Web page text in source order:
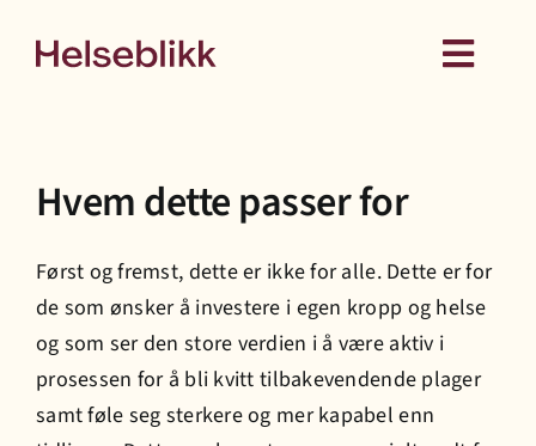
Kurs
Medlemskap
Hud
Hvem dette passer for
Først og fremst, dette er ikke for alle. Dette er for
de som ønsker å investere i egen kropp og helse
og som ser den store verdien i å være aktiv i
prosessen for å bli kvitt tilbakevendende plager
samt føle seg sterkere og mer kapabel enn